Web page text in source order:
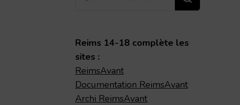
Reims 14-18 complète les
sites :
ReimsAvant
Documentation ReimsAvant
Archi ReimsAvant